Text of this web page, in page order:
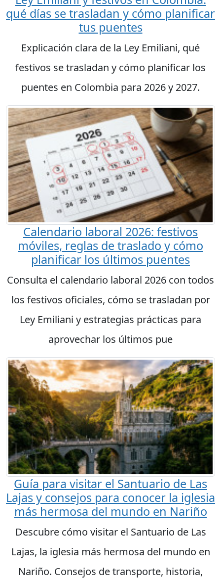
qué días se trasladan y cómo planificar
tus puentes
Explicación clara de la Ley Emiliani, qué
festivos se trasladan y cómo planificar los
puentes en Colombia para 2026 y 2027.
Calendario laboral 2026: festivos
móviles, reglas de traslado y cómo
planificar los últimos puentes
Consulta el calendario laboral 2026 con todos
los festivos oficiales, cómo se trasladan por
Ley Emiliani y estrategias prácticas para
aprovechar los últimos pue
Guía para visitar el Santuario de Las
Lajas y consejos para conocer la iglesia
más hermosa del mundo en Nariño
Descubre cómo visitar el Santuario de Las
Lajas, la iglesia más hermosa del mundo en
Nariño. Consejos de transporte, historia,